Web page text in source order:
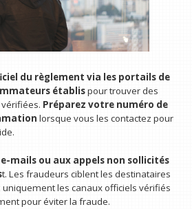
du règlement via les portails de
établispour trouver des
Préparez votre numéro de
lorsque vous les contactez pour
mails ou aux appels non sollicités
t. Les fraudeurs ciblent les destinataires
les canaux officiels vérifiés
pour éviter la fraude.